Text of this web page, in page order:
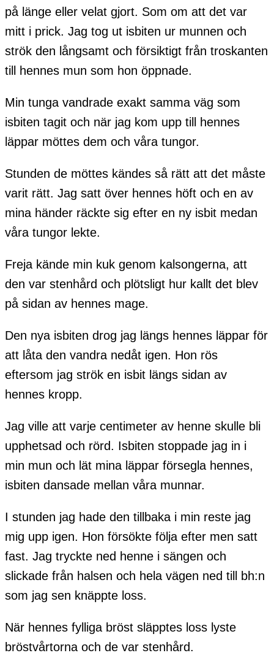
på länge eller velat gjort. Som om att det var
mitt i prick. Jag tog ut isbiten ur munnen och
strök den långsamt och försiktigt från troskanten
till hennes mun som hon öppnade.
Min tunga vandrade exakt samma väg som
isbiten tagit och när jag kom upp till hennes
läppar möttes dem och våra tungor.
Stunden de möttes kändes så rätt att det måste
varit rätt. Jag satt över hennes höft och en av
mina händer räckte sig efter en ny isbit medan
våra tungor lekte.
Freja kände min kuk genom kalsongerna, att
den var stenhård och plötsligt hur kallt det blev
på sidan av hennes mage.
Den nya isbiten drog jag längs hennes läppar för
att låta den vandra nedåt igen. Hon rös
eftersom jag strök en isbit längs sidan av
hennes kropp.
Jag ville att varje centimeter av henne skulle bli
upphetsad och rörd. Isbiten stoppade jag in i
min mun och lät mina läppar försegla hennes,
isbiten dansade mellan våra munnar.
I stunden jag hade den tillbaka i min reste jag
mig upp igen. Hon försökte följa efter men satt
fast. Jag tryckte ned henne i sängen och
slickade från halsen och hela vägen ned till bh:n
som jag sen knäppte loss.
När hennes fylliga bröst släpptes loss lyste
bröstvårtorna och de var stenhård.